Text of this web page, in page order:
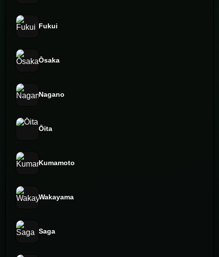
Fukui
Ōsaka
Nagano
Ōita
Kumamoto
Wakayama
Saga